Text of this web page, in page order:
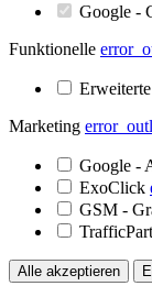
Google -
Funktionelle
Marketing
Google -
ExoClick
GSM -
Alle akzeptieren